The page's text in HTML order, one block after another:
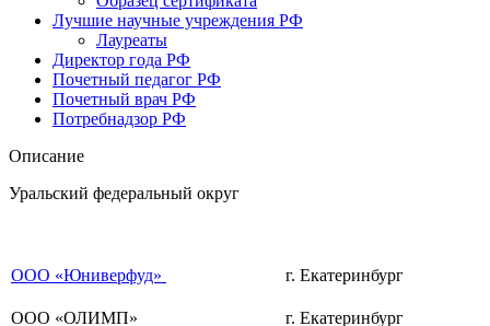
Лучшие научные учреждения РФ
Лауреаты
Директор года РФ
Почетный педагог РФ
Почетный врач РФ
Потребнадзор РФ
Описание
Уральский федеральный округ
ООО «Юниверфуд» г. Екатеринбург
ООО «ОЛИМП» г. Екатеринбург